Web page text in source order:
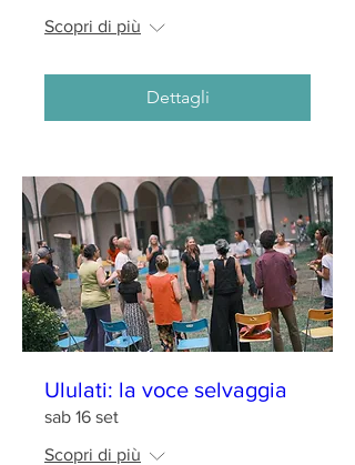
Scopri di più
Dettagli
Ululati: la voce selvaggia
sab 16 set
Scopri di più